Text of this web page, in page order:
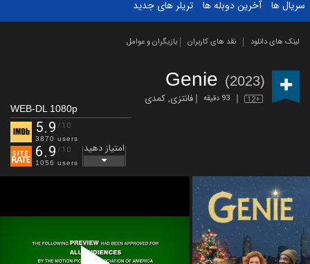
سریال ها
آخرین دوبله ها تریلر های جدید
لینک های دانلود نقد های کاربران بازیگران و عوامل
Genie (2023)
12+ 93 دقیقه فانتزی,کمدی
WEB-DL 1080p
5.9 /10
3870 users
6.9 /10
1056 users
امتیاز دهید